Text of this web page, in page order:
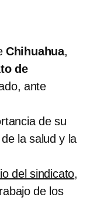
Chihuahua,
de
ante
de su
la salud y la
del sindicato,
de los